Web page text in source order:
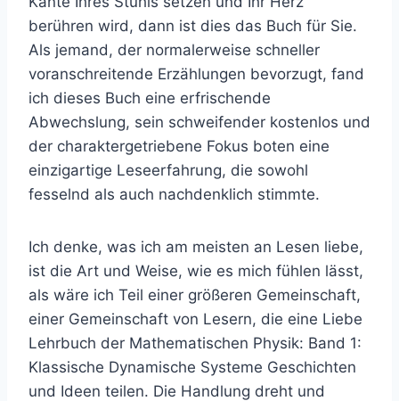
berühren wird, dann ist dies das Buch für Sie.
Als jemand, der normalerweise schneller
voranschreitende Erzählungen bevorzugt, fand
ich dieses Buch eine erfrischende
Abwechslung, sein schweifender kostenlos und
der charaktergetriebene Fokus boten eine
einzigartige Leseerfahrung, die sowohl
fesselnd als auch nachdenklich stimmte.
Ich denke, was ich am meisten an Lesen liebe,
ist die Art und Weise, wie es mich fühlen lässt,
als wäre ich Teil einer größeren Gemeinschaft,
einer Gemeinschaft von Lesern, die eine Liebe
Lehrbuch der Mathematischen Physik: Band 1:
Klassische Dynamische Systeme Geschichten
und Ideen teilen. Die Handlung dreht und